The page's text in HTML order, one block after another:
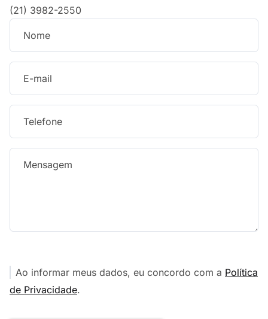
(21) 3982-2550
Ao informar meus dados, eu concordo com a Política
de Privacidade.